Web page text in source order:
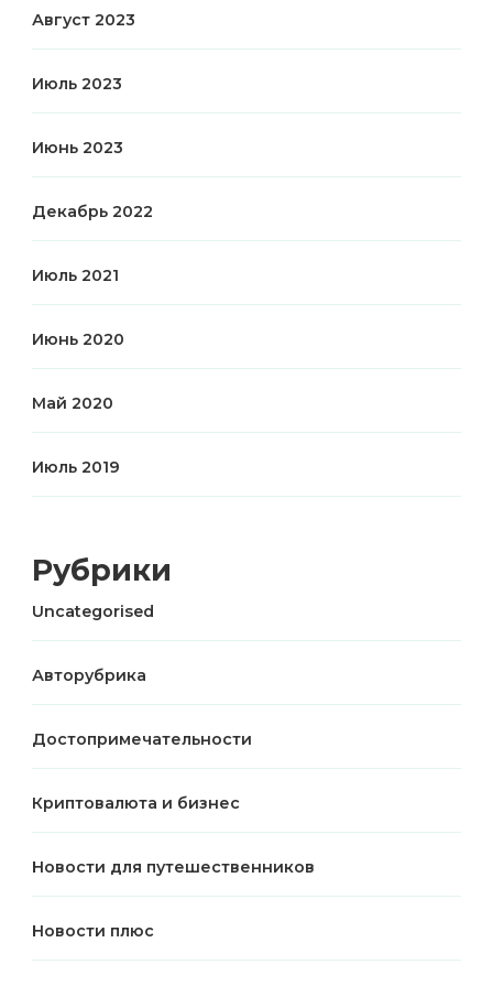
Август 2023
Июль 2023
Июнь 2023
Декабрь 2022
Июль 2021
Июнь 2020
Май 2020
Июль 2019
Рубрики
Uncategorised
Авторубрика
Достопримечательности
Криптовалюта и бизнес
Новости для путешественников
Новости плюс